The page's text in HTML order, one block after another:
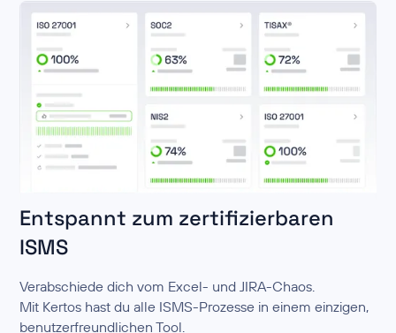
Entspannt zum zertifizierbaren
ISMS
Verabschiede dich vom Excel- und JIRA-Chaos.
Mit Kertos hast du alle ISMS-Prozesse in einem einzigen,
benutzerfreundlichen Tool.